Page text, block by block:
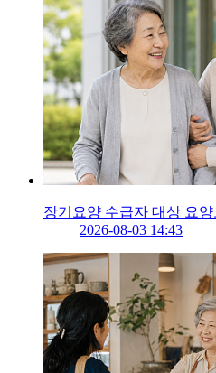
장기요양 수급자 대상 요
2026-08-03 14:43